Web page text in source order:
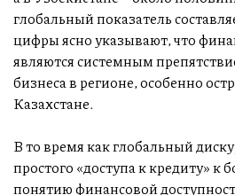
глобальный показатель
цифры ясно указывают, что
являются системным
бизнеса в регионе, особенно
Казахстане.
В то время как глобальный
простого «доступа к кредиту» к
понятию финансовой